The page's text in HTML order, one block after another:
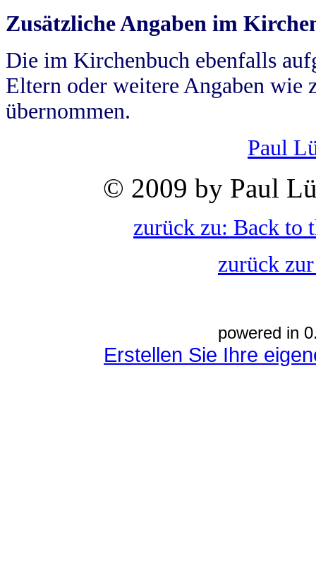
Zusätzliche Angaben im
Die im Kirchenbuch ebenfalls
Eltern oder weitere Angaben wie
übernommen.
Paul
© 2009 by Paul
zurück zu: Back to
zurück
powered in
Erstellen Sie Ihre